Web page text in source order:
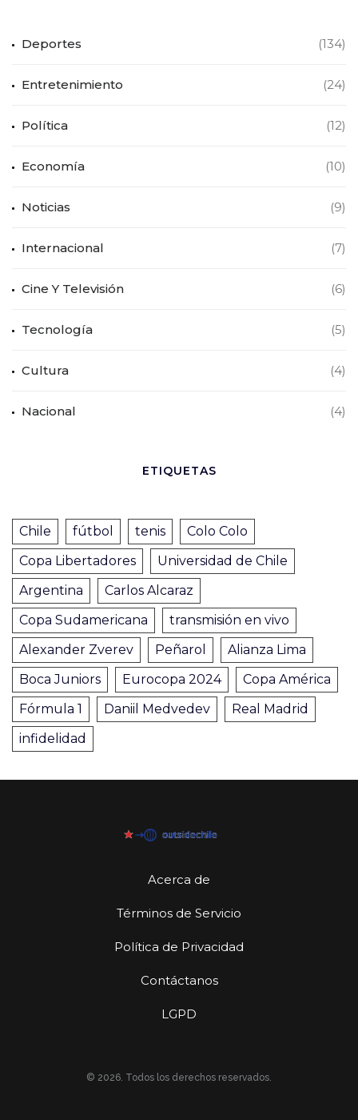
Deportes (134)
Entretenimiento (24)
Política (12)
Economía (10)
Noticias (9)
Internacional (7)
Cine Y Televisión (6)
Tecnología (5)
Cultura (4)
Nacional (4)
ETIQUETAS
Chile fútbol tenis
Colo Colo
Copa Libertadores
Universidad de Chile
Argentina
Carlos Alcaraz
Copa Sudamericana
transmisión en vivo
Alexander Zverev
Peñarol
Alianza Lima
Boca Juniors
Eurocopa 2024
Copa América
Fórmula 1
Daniil Medvedev
Real Madrid
infidelidad
Acerca de
Términos de Servicio
Política de Privacidad
Contáctanos
LGPD
© 2026. Todos los derechos reservados.